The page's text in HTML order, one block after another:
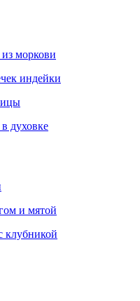
моркови
индейки
духовке
и мятой
клубникой